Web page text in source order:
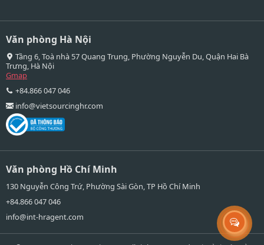
Văn phòng Hà Nội
Tầng 6, Toà nhà 57 Quang Trung, Phường Nguyễn Du, Quận Hai Bà
Trưng, Hà Nội
Gmap
+84.866 047 046
info@vietsourcinghr.com
Văn phòng Hồ Chí Minh
130 Nguyễn Công Trứ, Phường Sài Gòn, TP Hồ Chí Minh
+84.866 047 046
info@int-hragent.com